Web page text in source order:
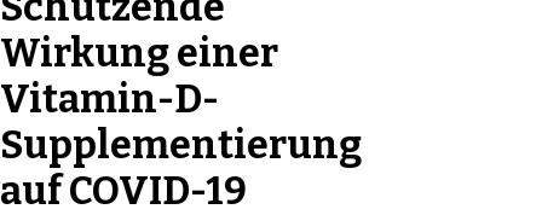
Wirkung einer
Vitamin-D-
Supplementierung
auf COVID-19